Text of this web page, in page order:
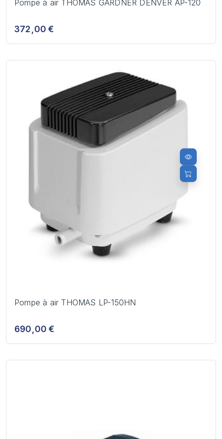
Pompe à air THOMAS GARDNER DENVER AP-120
372,00 €
Pompe à air THOMAS LP-150HN
690,00 €